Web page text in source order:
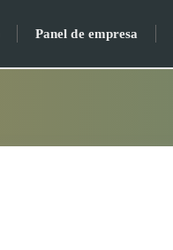
Panel de empresa